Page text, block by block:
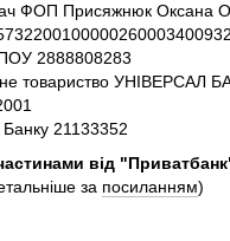
ФОП Присяжнюк Оксана
2888808283
товариство УНІВЕРСАЛ
21133352
від
за посиланням)